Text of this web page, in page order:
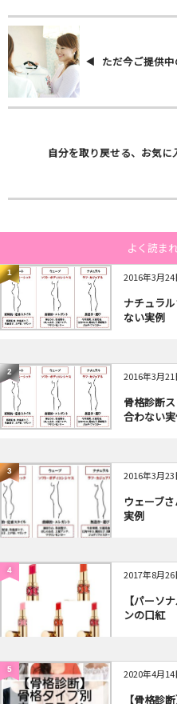
ただ今ご提供
自分を取り戻せる、お気に
よく読ま
1 2016年3月24
ナチュラ
ない実例
2 2016年3月21
骨格診断
合わない実
3 2016年3月23
ウェーブ
実例
4 2017年8月26
【パーソ
ンの口紅
5 2020年4月14
【骨格診